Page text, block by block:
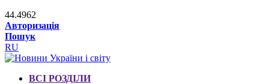
44.4962
Авторизація
Пошук
RU
ВСІ РОЗДІЛИ